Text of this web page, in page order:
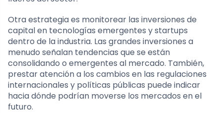
Otra estrategia es monitorear las inversiones de
capital en tecnologías emergentes y startups
dentro de la industria. Las grandes inversiones a
menudo señalan tendencias que se están
consolidando o emergentes al mercado. También,
prestar atención a los cambios en las regulaciones
internacionales y políticas públicas puede indicar
hacia dónde podrían moverse los mercados en el
futuro.